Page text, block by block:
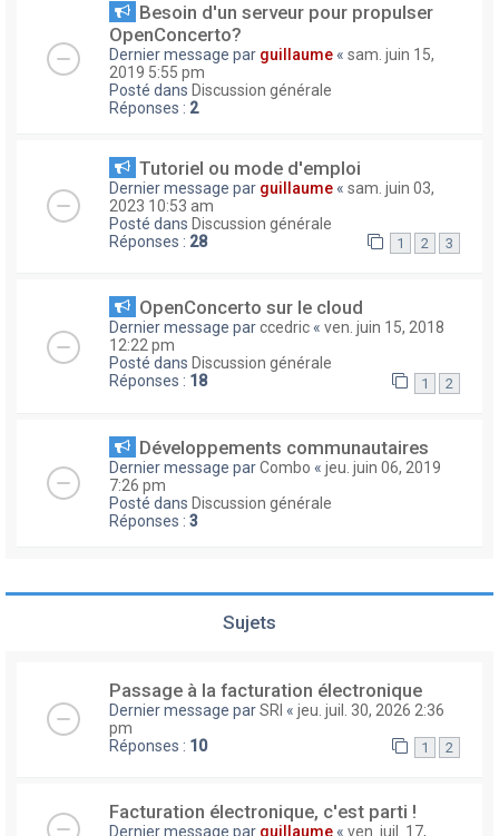
Besoin d'un serveur pour propulser
OpenConcerto?
Dernier message par guillaume « sam. juin 15,
2019 5:55 pm
Posté dans Discussion générale
Réponses : 2
Tutoriel ou mode d'emploi
Dernier message par guillaume « sam. juin 03,
2023 10:53 am
Posté dans Discussion générale
Réponses : 28 1 2 3
OpenConcerto sur le cloud
Dernier message parccedric « ven. juin 15, 2018
12:22 pm
Posté dans Discussion générale
Réponses : 18 1 2
Développements communautaires
Dernier message parCombo « jeu. juin 06, 2019
7:26 pm
Posté dans Discussion générale
Réponses : 3
Sujets
Passage à la facturation électronique
Dernier message parSRI « jeu. juil. 30, 2026 2:36
pm
Réponses : 10 1 2
Facturation électronique, c'est parti !
Dernier message par guillaume « ven. juil. 17,